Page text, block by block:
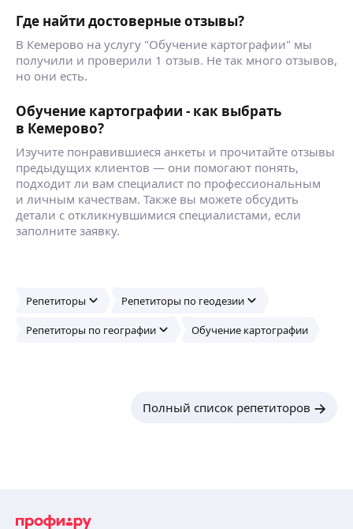
Где найти достоверные отзывы?
В Кемерово на услугу "Обучение картографии" мы
получили и проверили 1 отзыв. Не так много отзывов,
но они есть.
Обучение картографии - как выбрать
в Кемерово?
Изучите понравившиеся анкеты и прочитайте отзывы
предыдущих клиентов — они помогают понять,
подходит ли вам специалист по профессиональным
и личным качествам. Также вы можете обсудить
детали с откликнувшимися специалистами, если
заполните заявку.
Репетиторы Репетиторы по геодезии
Репетиторы по географии Обучение картографии
Полный список репетиторов